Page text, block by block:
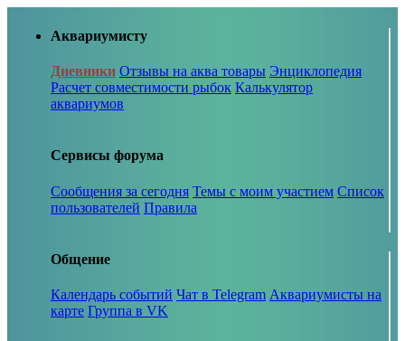
Аквариумисту
Дневники Отзывы на аква товары Энциклопедия
Расчет совместимости рыбок Калькулятор
аквариумов
Сервисы форума
Сообщения за сегодня Темы с моим участием Список
пользователей Правила
Общение
Календарь событий Чат в Telegram Аквариумисты на
карте Группа в VK